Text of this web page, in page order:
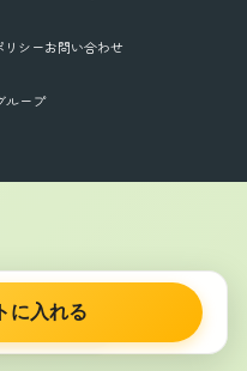
リシーお問い合わせ
ループ
に入れる
質問する